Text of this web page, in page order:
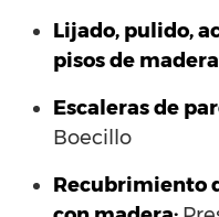
Lijado, pulido,
pisos de
Escaleras de
Boecillo
Recubrimiento